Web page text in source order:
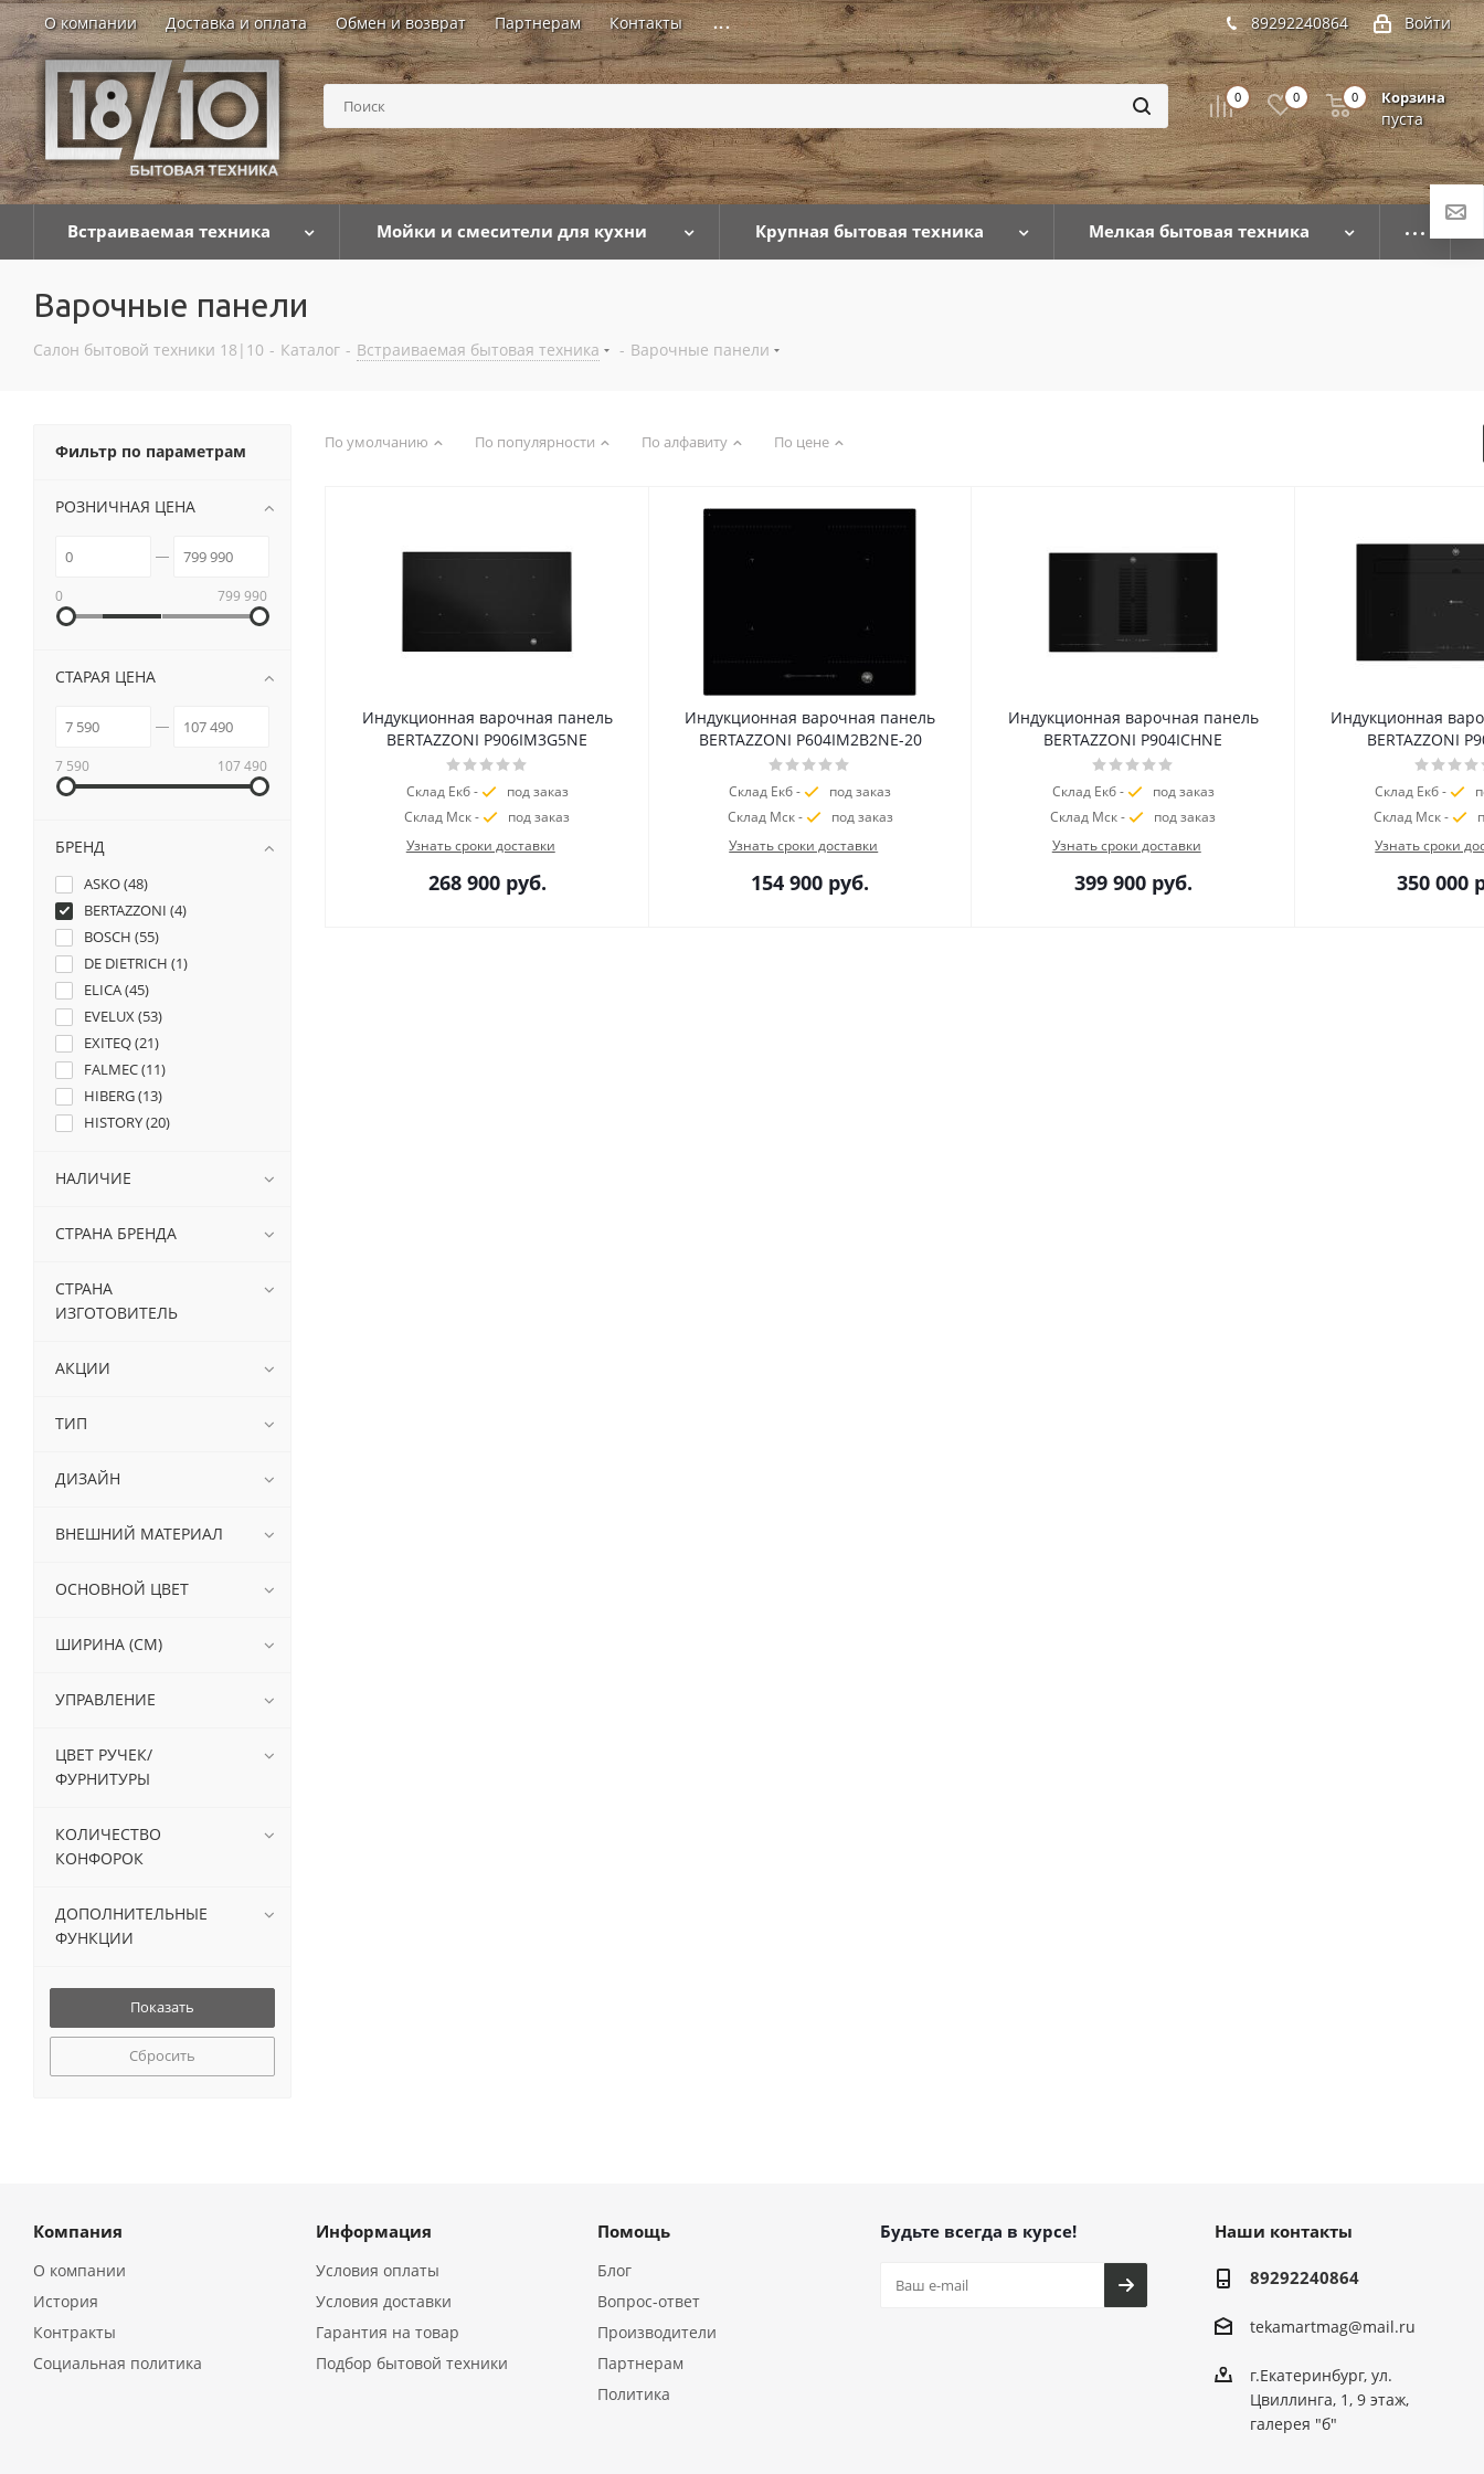
О компании Доставка и оплата Обмен и возврат Партнерам Контакты ... Войти
89292240864
0 0 Корзина
пуста
0
Встраиваемая техника Мойки и смесители для кухни Крупная бытовая техника Мелкая бытовая техника
Варочные панели
Салон бытовой техники 18|10 - Каталог - Встраиваемая бытовая техника - Варочные панели
По умолчанию По популярности По алфавиту По цене
Индукционная варочная панель
BERTAZZONI P906IM3G5NE
Склад Екб -
под заказ
Склад Мск -
под заказ
Узнать сроки доставки
268 900руб.
Индукционная варочная панель
BERTAZZONI P604IM2B2NE-20
Склад Екб -
под заказ
Склад Мск -
под заказ
Узнать сроки доставки
154 900 руб.
Индукционная варочная панель
BERTAZZONI P904ICHNE
Склад Екб -
под заказ
Склад Мск -
под заказ
Узнать сроки доставки
399 900руб.
Индукционная
BERTAZZONI
Склад Екб -
Склад Мск -
Узнать сроки
350 000
Фильтр по параметрам
РОЗНИЧНАЯ ЦЕНА
0 799 990
СТАРАЯ ЦЕНА
7 590 107 490
БРЕНД
ASKO (48)
BERTAZZONI (4)
BOSCH (55)
DE DIETRICH (1)
ELICA (45)
EVELUX (53)
EXITEQ (21)
FALMEC (11)
HIBERG (13)
HISTORY (20)
KORTING (
KUPPERSBUSCH (
MAUNFELD (
MEFERI (79)
MIELE (
OASIS (
TEKA (
НАЛИЧИЕ
СТРАНА БРЕНДА
СТРАНА
ИЗГОТОВИТЕЛЬ
АКЦИИ
ТИП
ДИЗАЙН
ВНЕШНИЙ МАТЕРИАЛ
ОСНОВНОЙ ЦВЕТ
ШИРИНА (СМ)
УПРАВЛЕНИЕ
ЦВЕТ РУЧЕК/
ФУРНИТУРЫ
КОЛИЧЕСТВО
КОНФОРОК
ДОПОЛНИТЕЛЬНЫЕ
ФУНКЦИИ
Сбросить
Компания
О компании
История
Контракты
Социальная политика
Информация
Условия оплаты
Условия доставки
Гарантия на товар
Подбор бытовой техники
Помощь
Блог
Вопрос-ответ
Производители
Партнерам
Политика
Будьте всегда в курсе! Наши контакты
89292240864
tekamartmag@mail.ru
г.Екатеринбург, ул.
Цвиллинга, 1, 9 этаж,
галерея "б"